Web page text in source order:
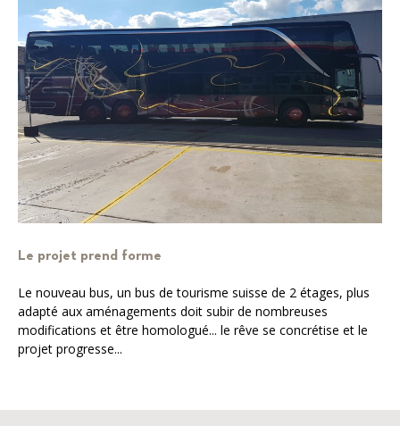
Combien ça coûte ?
Nos partenaires
Le projet prend forme
Le nouveau bus, un bus de tourisme suisse de 2 étages, plus
adapté aux aménagements doit subir de nombreuses
modifications et être homologué... le rêve se concrétise et le
projet progresse...